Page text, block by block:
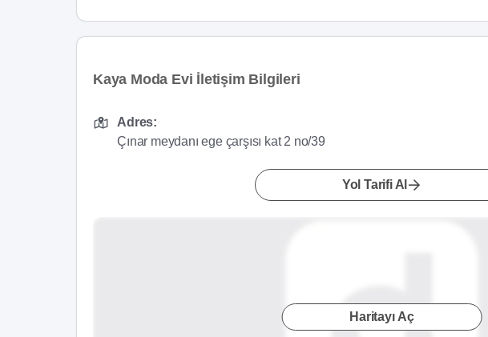
Kaya Moda Evi İletişim Bilgileri
Adres:
Çınar meydanı ege çarşısı kat 2 no/39
Yol Tarifi Al
Haritayı Aç